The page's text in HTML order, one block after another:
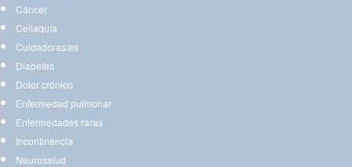
Cáncer
Celiaquía
Cuidadoras/es
Diabetes
Dolor crónico
Enfermedad pulmonar
Enfermedades raras
Incontinencia
Neurosalud